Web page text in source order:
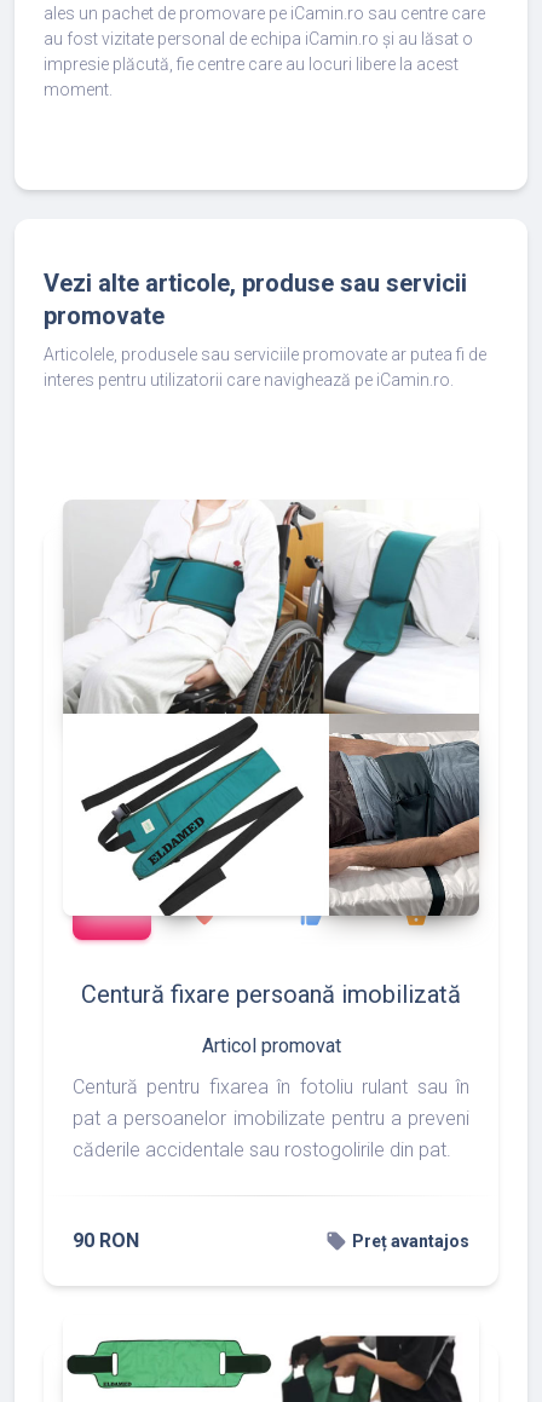
ales un pachet de promovare pe iCamin.ro sau centre care
au fost vizitate personal de echipa iCamin.ro și au lăsat o
impresie plăcută, fie centre care au locuri libere la acest
moment.
Vezi alte articole, produse sau servicii
promovate
Articolele, produsele sau serviciile promovate ar putea fi de
interes pentru utilizatorii care navighează pe iCamin.ro.
favorite thumb_up
175
shopping_basket
Centură fixare persoană imobilizată
Articol promovat
Centură pentru fixarea în fotoliu rulant sau în
pat a persoanelor imobilizate pentru a preveni
căderile accidentale sau rostogolirile din pat.
90 RON local_offer Preț avantajos